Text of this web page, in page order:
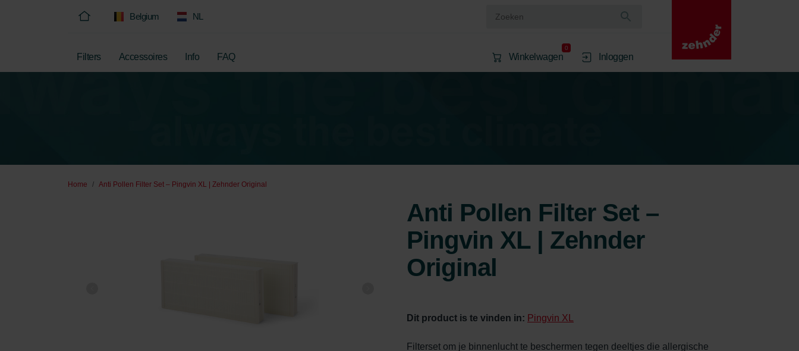
Belgium NL
Filters Accessoires Info FAQ Winkelwagen
0
Inloggen
Home Anti Pollen Filter Set – Pingvin XL | Zehnder Original
Anti Pollen Filter Set –
Pingvin XL | Zehnder
Original
Dit product is te vinden in: Pingvin XL
Filterset om je binnenlucht te beschermen tegen deeltjes die allergische